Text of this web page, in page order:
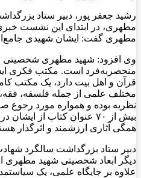
رشید جعفر پور، دبیر ستاد
مطهری، در ابتدای این نشست
مطهری گفت: ایشان شهیدی
وی افزود: شهید مطهری شخصیتی
منحصربه‌فرد است. مکتب فکری
قرآن و اهل بیت دارد، یک مکتب
مختلف علمی از جمله فلسفه،
نظریه بوده و همواره مورد
بیش از ۷۰ عنوان کتاب از
همگی آثاری ارزشمند و اثرگذار
دبیر ستاد بزرگداشت سالگرد
دیگر ابعاد شخصیتی شهید
علاوه بر جایگاه علمی، یک